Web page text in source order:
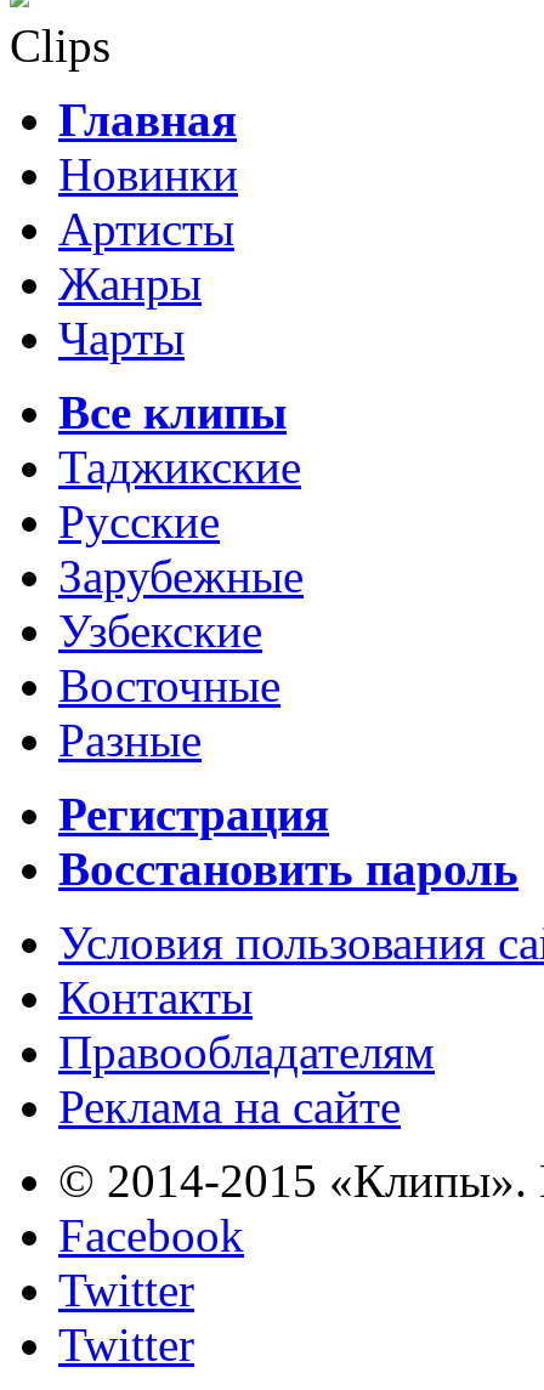
Clips
Главная
Новинки
Артисты
Жанры
Чарты
Все клипы
Таджикские
Русские
Зарубежные
Узбекские
Восточные
Разные
Регистрация
Восстановить пароль
Условия пользования
Контакты
Правообладателям
Реклама на сайте
© 2014-2015 «Клипы».
Facebook
Twitter
Twitter